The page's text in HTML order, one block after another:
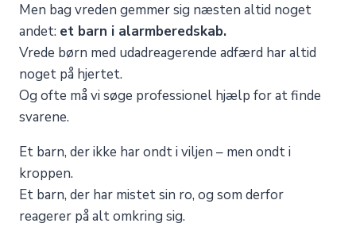
Men bag vreden gemmer sig næsten altid noget
andet: et barn i alarmberedskab.
Vrede børn med udadreagerende adfærd har altid
noget på hjertet.
Og ofte må vi søge professionel hjælp for at finde
svarene.
Et barn, der ikke har ondt i viljen – men ondt i
kroppen.
Et barn, der har mistet sin ro, og som derfor
reagerer på alt omkring sig.